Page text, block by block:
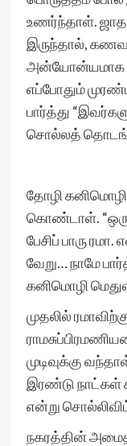
உணர்ந்தாள்.
இருந்தால்,
அன்யோன்யமாக
எப்போதும்
பார்த்து
சொல்லத்
தோழி கனிமொழி
கொண்டாள்.
பேசிப் பாரு
வேறு… நாமே
கனிமொழி
முதலில்
முடிவுக்கு
இரண்டு நாட்கள்
என்று
நகரத்தின்